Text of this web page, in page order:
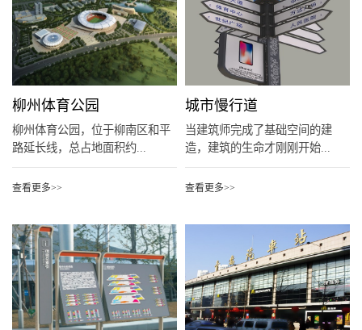
柳州体育公园
柳州体育公园，位于柳南区和平
路延长线，总占地面积约...
查看更多>>
城市慢行道
当建筑师完成了基础空间的建
造，建筑的生命才刚刚开始...
查看更多>>